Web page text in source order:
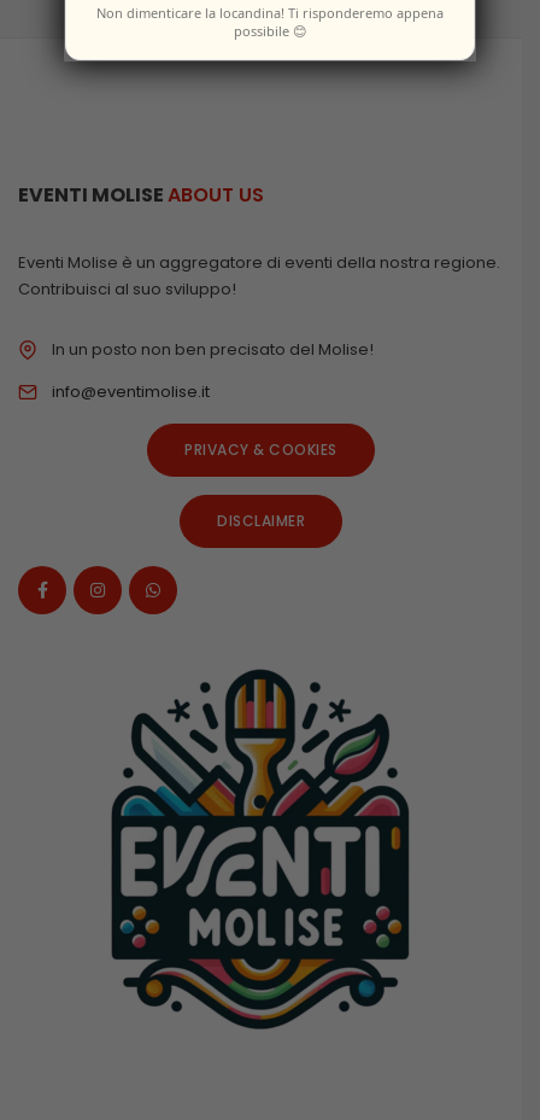
EVENTI MOLISEABOUT US
Eventi Molise è un aggregatore di eventi della nostra regione.
Contribuisci al suo sviluppo!
In un posto non ben precisato del Molise!
info@eventimolise.it
PRIVACY & COOKIES
DISCLAIMER
Non dimenticare la locandina! Ti risponderemo appena
possibile 😊